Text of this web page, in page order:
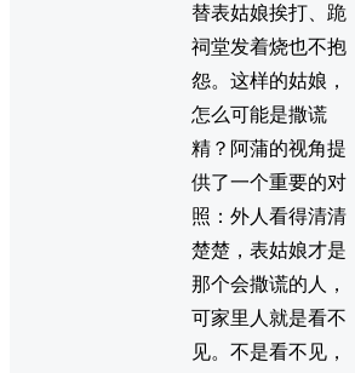
替表姑娘挨打、跪
祠堂发着烧也不抱
怨。这样的姑娘，
怎么可能是撒谎
精？阿蒲的视角提
供了一个重要的对
照：外人看得清清
楚楚，表姑娘才是
那个会撒谎的人，
可家里人就是看不
见。不是看不见，